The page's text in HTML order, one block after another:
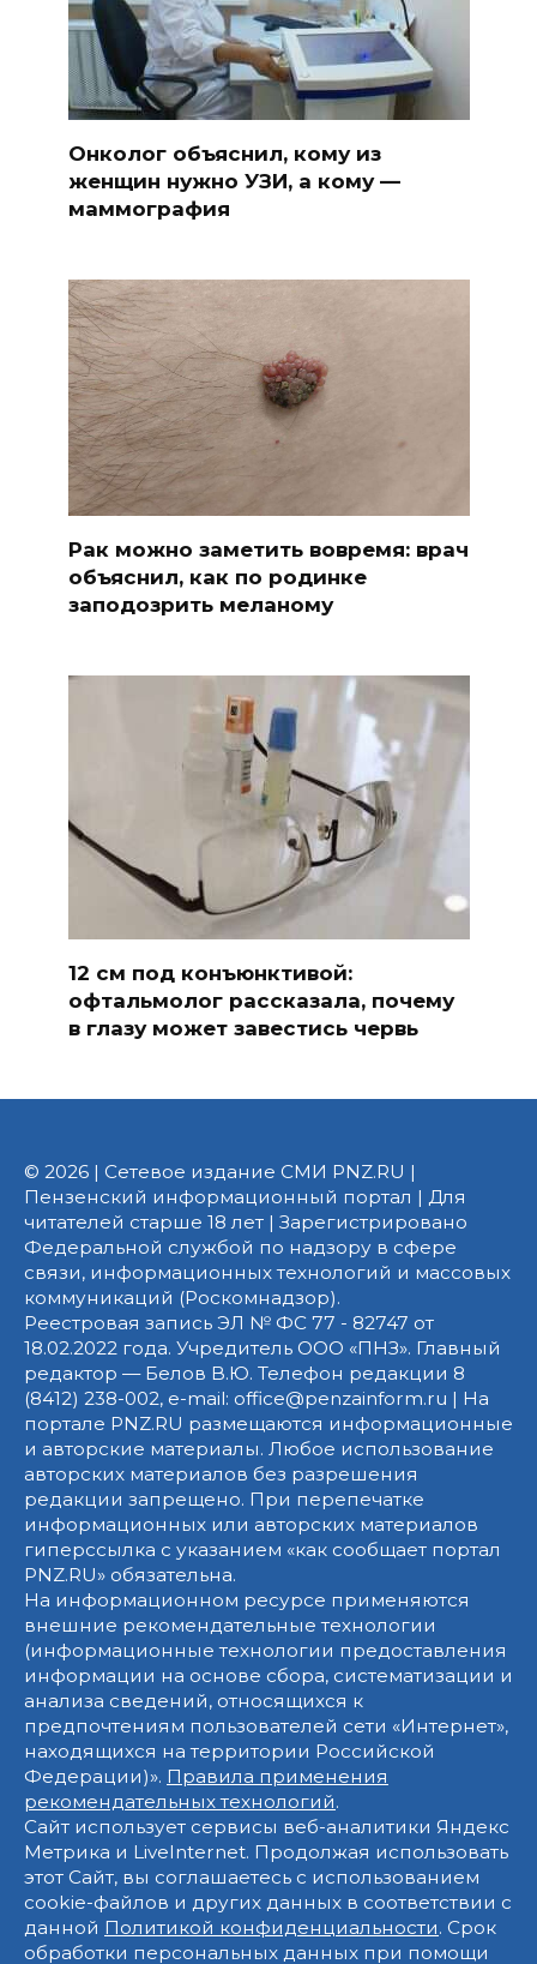
Онколог объяснил, кому из
женщин нужно УЗИ, а кому —
маммография
Рак можно заметить вовремя: врач
объяснил, как по родинке
заподозрить меланому
12 см под конъюнктивой:
офтальмолог рассказала, почему
в глазу может завестись червь
© 2026 | Сетевое издание СМИ PNZ.RU |
Пензенский информационный портал | Для
читателей старше 18 лет | Зарегистрировано
Федеральной службой по надзору в сфере
связи, информационных технологий и массовых
коммуникаций (Роскомнадзор).
Реестровая запись ЭЛ № ФС 77 - 82747 от
18.02.2022 года. Учредитель ООО «ПНЗ». Главный
редактор — Белов В.Ю. Телефон редакции 8
(8412) 238-002, e-mail: office@penzainform.ru | На
портале PNZ.RU размещаются информационные
и авторские материалы. Любое использование
авторских материалов без разрешения
редакции запрещено. При перепечатке
информационных или авторских материалов
гиперссылка с указанием «как сообщает портал
PNZ.RU» обязательна.
На информационном ресурсе применяются
внешние рекомендательные технологии
(информационные технологии предоставления
информации на основе сбора, систематизации и
анализа сведений, относящихся к
предпочтениям пользователей сети «Интернет»,
находящихся на территории Российской
Федерации)». Правила применения
рекомендательных технологий.
Сайт использует сервисы веб-аналитики Яндекс
Метрика и LiveInternet. Продолжая использовать
этот Сайт, вы соглашаетесь с использованием
cookie-файлов и других данных в соответствии с
данной Политикой конфиденциальности. Срок
обработки персональных данных при помощи